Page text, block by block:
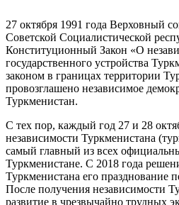
27 октября 1991 года Верховный
Советской Социалистической
Конституционный Закон «О
государственного устройства
законом в границах территории
провозглашено независимое
Туркменистан.
С тех пор, каждый год 27 и 28
независимости Туркменистана
самый главный из всех
Туркменистане. С 2018 года
Туркменистана его празднование
После получения независимости
развитие в чрезвычайно трудных